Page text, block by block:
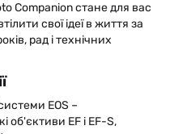
Companion стане для вас
свої ідеї в життя за
рад і технічних
EOS –
об'єктиви EF і EF-S,